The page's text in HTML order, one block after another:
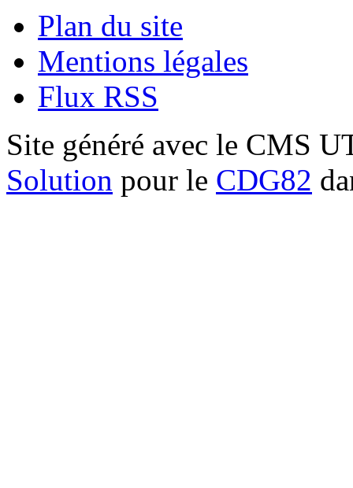
Plan du site
Mentions légales
Flux RSS
Site généré avec le CMS
Solution pour le CDG82